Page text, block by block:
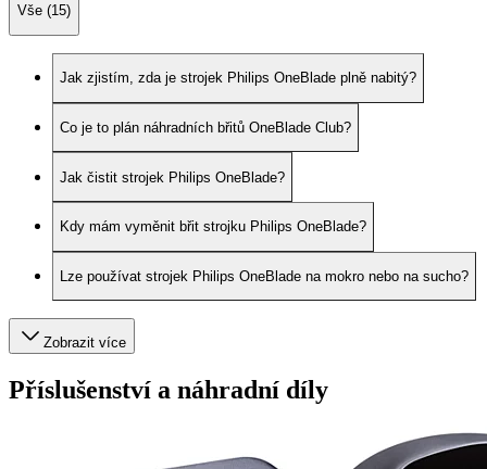
Vše (15)
Jak zjistím, zda je strojek Philips OneBlade plně nabitý?
Co je to plán náhradních břitů OneBlade Club?
Jak čistit strojek Philips OneBlade?
Kdy mám vyměnit břit strojku Philips OneBlade?
Lze používat strojek Philips OneBlade na mokro nebo na sucho?
Zobrazit více
Příslušenství a náhradní díly